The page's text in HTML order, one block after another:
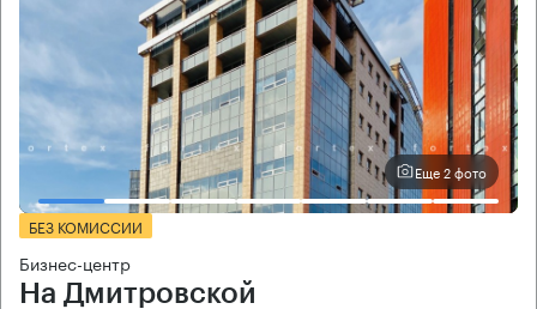
Еще 2 фото
БЕЗ КОМИССИИ
Бизнес-центр
На Дмитровской